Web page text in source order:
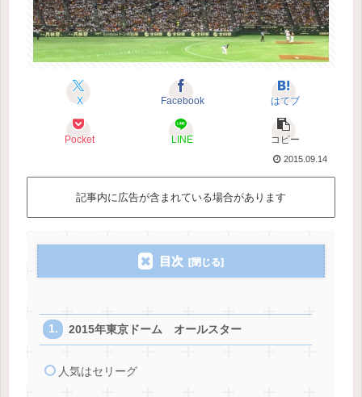
X Facebook はてブ
Pocket LINE コピー
2015.09.14
記事内に広告が含まれている場合があります
目次
2015年東京ドーム オールスター
人気はセリーグ